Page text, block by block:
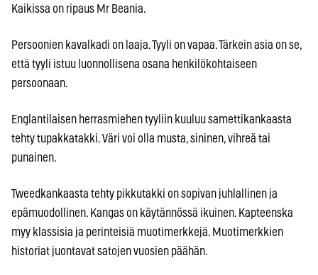
Kaikissa on ripaus Mr Beania.
Persoonien kavalkadi on laaja. Tyyli on vapaa. Tärkein asia on se,
että tyyli istuu luonnollisena osana henkilökohtaiseen
persoonaan.
Englantilaisen herrasmiehen tyyliin kuuluu samettikankaasta
tehty tupakkatakki. Väri voi olla musta, sininen, vihreä tai
punainen.
Tweedkankaasta tehty pikkutakki on sopivan juhlallinen ja
epämuodollinen. Kangas on käytännössä ikuinen. Kapteenska
myy klassisia ja perinteisiä muotimerkkejä. Muotimerkkien
historiat juontavat satojen vuosien päähän.